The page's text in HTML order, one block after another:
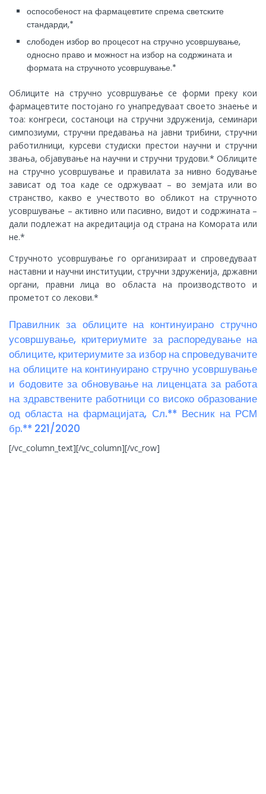
оспособеност на фармацевтите спрема светските
стандарди,*
слободен избор во процесот на стручно усовршување,
односно право и можност на избор на содржината и
формата на стручното усовршување.*
Облиците на стручно усовршување се форми преку кои
фармацевтите постојано го унапредуваат своето знаење и
тоа: конгреси, состаноци на стручни здруженија, семинари
симпозиуми, стручни предавања на јавни трибини, стручни
работилници, курсеви студиски престои научни и стручни
звања, објавување на научни и стручни трудови.* Облиците
на стручно усовршување и правилата за нивно бодување
зависат од тоа каде се одржуваат – во земјата или во
странство, какво е учеството во обликот на стручното
усовршување – активно или пасивно, видот и содржината –
дали подлежат на акредитација од страна на Комората или
не.*
Стручното усовршување го организираат и спроведуваат
наставни и научни институции, стручни здруженија, државни
органи, правни лица во областа на производството и
прометот со лекови.*
Правилник за облиците на континуирано стручно
усовршување, критериумите за распоредување на
облиците, критериумите за избор на спроведувачите
на облиците на континуирано стручно усовршување
и бодовите за обновување на лиценцата за работа
на здравствените работници со високо образование
од областа на фармацијата, Сл.** Весник на РСМ
бр.** 221/2020
[/vc_column_text][/vc_column][/vc_row]